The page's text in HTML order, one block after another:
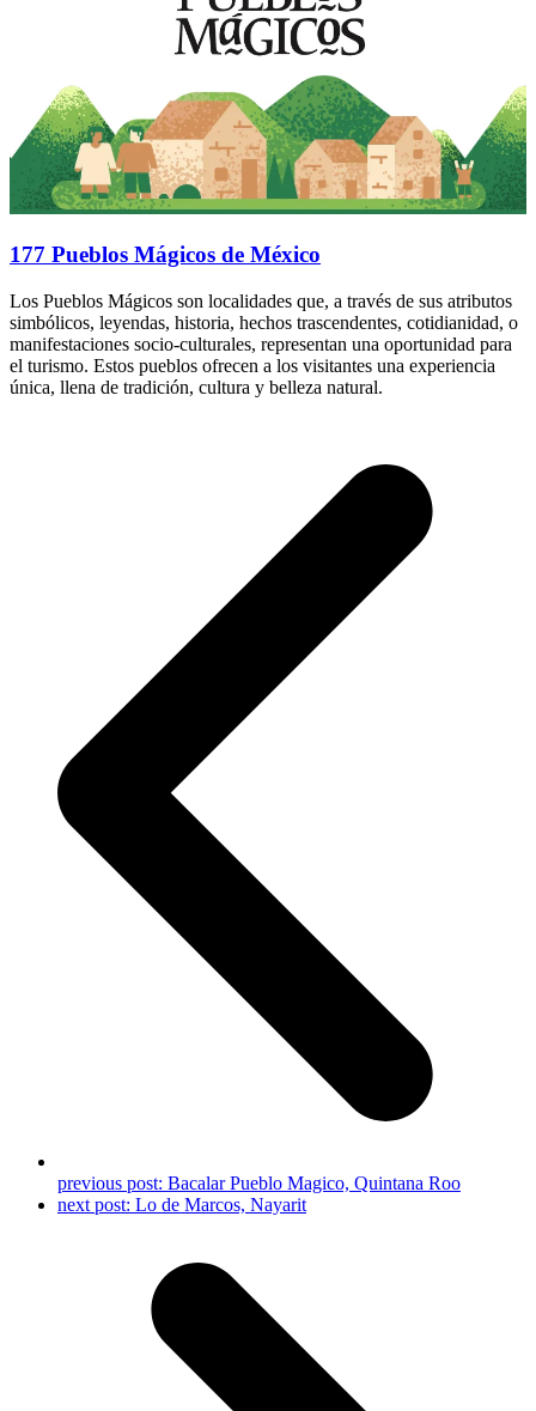
177 Pueblos Mágicos de México
Los Pueblos Mágicos son localidades que, a través de sus atributos
simbólicos, leyendas, historia, hechos trascendentes, cotidianidad, o
manifestaciones socio-culturales, representan una oportunidad para
el turismo. Estos pueblos ofrecen a los visitantes una experiencia
única, llena de tradición, cultura y belleza natural.
previous post: Bacalar Pueblo Magico, Quintana Roo
next post: Lo de Marcos, Nayarit